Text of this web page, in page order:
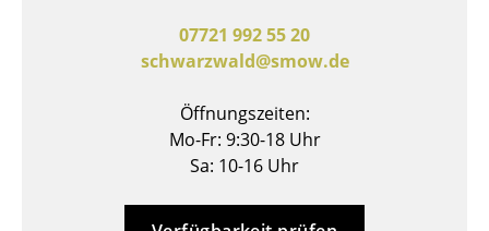
Freischwinger
Bänke & Liegen
07721 992 55 20
schwarzwald@smow.de
Öffnungszeiten:
Mo-Fr: 9:30-18 Uhr
Sa: 10-16 Uhr